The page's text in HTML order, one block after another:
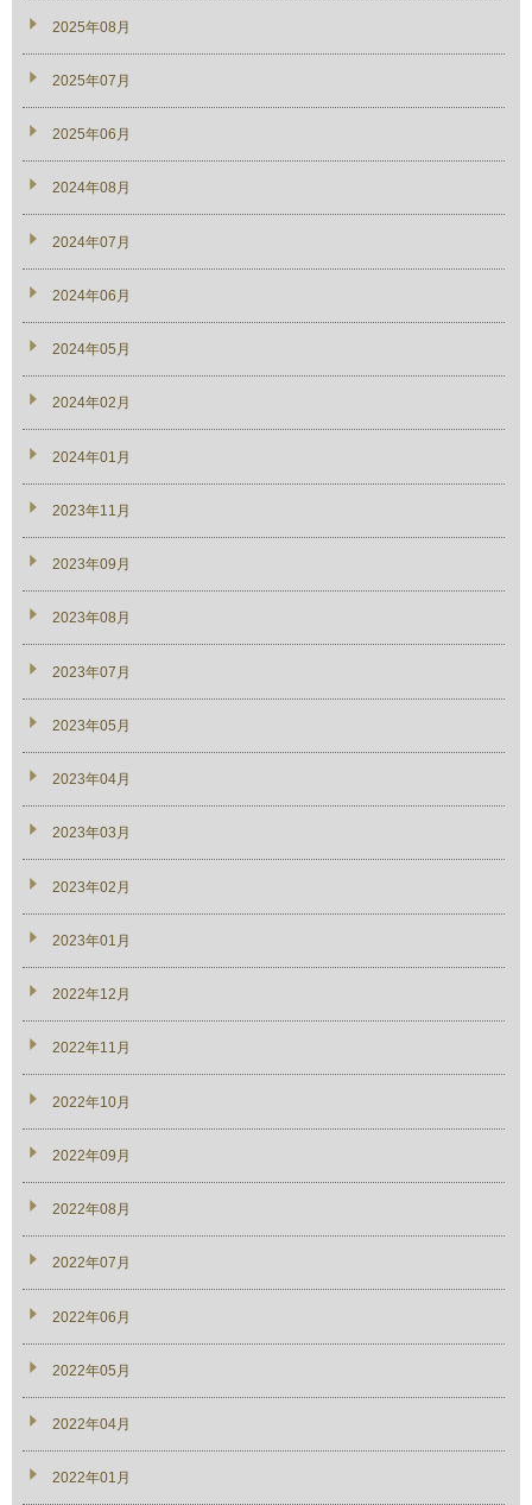
2025年08月
2025年07月
2025年06月
2024年08月
2024年07月
2024年06月
2024年05月
2024年02月
2024年01月
2023年11月
2023年09月
2023年08月
2023年07月
2023年05月
2023年04月
2023年03月
2023年02月
2023年01月
2022年12月
2022年11月
2022年10月
2022年09月
2022年08月
2022年07月
2022年06月
2022年05月
2022年04月
2022年01月